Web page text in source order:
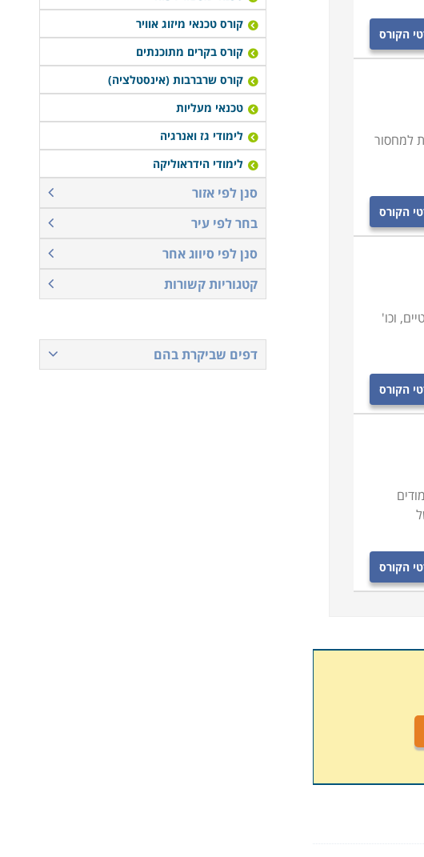
הקורס
למחסור
הקורס
וכו'
הקורס
הקורס
קורס טכנאי מיזוג אוויר
קורס בקרים מתוכנתים
קורס שרברבות (אינסטלציה)
טכנאי מעליות
לימודי גז ואנרגיה
לימודי הידראוליקה
סנן לפי אזור
בחר לפי עיר
סנן לפי סיווג אחר
קטגוריות קשורות
דפים שביקרת בהם